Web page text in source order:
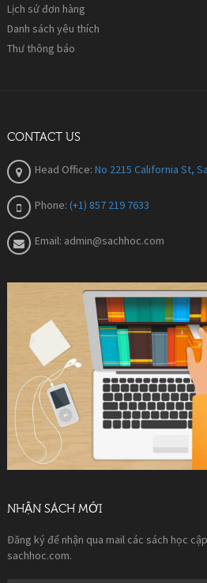
Lịch sử đơn hàng
Danh sách yêu thích
Thư thông báo
CONTACT US
Head Office: No 2215 California St,
Phone: (+1) 857 219 7633
Email: admin@sachhoc.com
NHẬN SÁCH MỚI
Đăng ký để nhận qua mail các sách học
sachhoc.com.